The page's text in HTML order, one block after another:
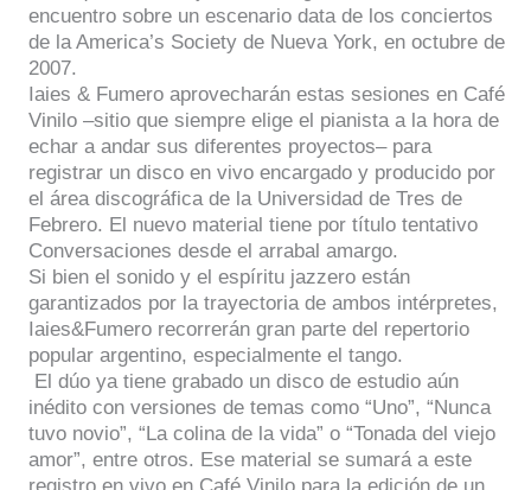
encuentro sobre un escenario data de los conciertos
de la America’s Society de Nueva York, en octubre de
2007.
Iaies & Fumero aprovecharán estas sesiones en Café
Vinilo –sitio que siempre elige el pianista a la hora de
echar a andar sus diferentes proyectos– para
registrar un disco en vivo encargado y producido por
el área discográfica de la Universidad de Tres de
Febrero. El nuevo material tiene por título tentativo
Conversaciones desde el arrabal amargo.
Si bien el sonido y el espíritu jazzero están
garantizados por la trayectoria de ambos intérpretes,
Iaies&Fumero recorrerán gran parte del repertorio
popular argentino, especialmente el tango.
El dúo ya tiene grabado un disco de estudio aún
inédito con versiones de temas como “Uno”, “Nunca
tuvo novio”, “La colina de la vida” o “Tonada del viejo
amor”, entre otros. Ese material se sumará a este